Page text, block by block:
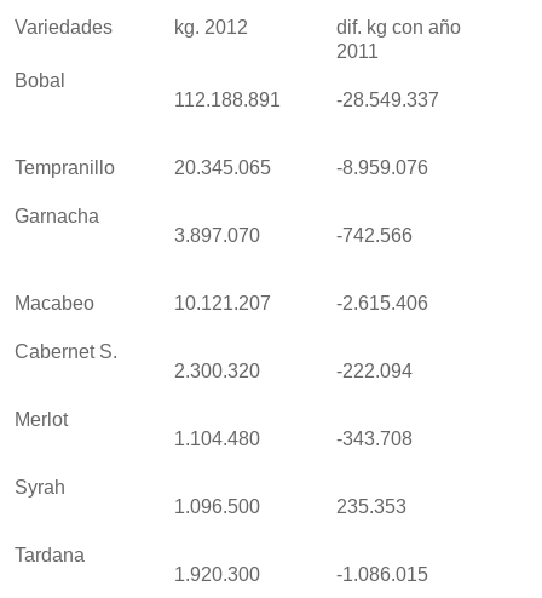
Variedades kg. 2012
dif. kg con año
2011
Bobal
112.188.891
-28.549.337
Tempranillo 20.345.065 -8.959.076
Garnacha
3.897.070
-742.566
Macabeo 10.121.207 -2.615.406
Cabernet S.
2.300.320
-222.094
Merlot
1.104.480
-343.708
Syrah
1.096.500
235.353
Tardana
1.920.300
-1.086.015